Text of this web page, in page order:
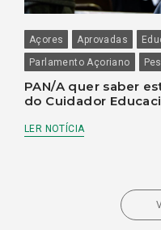
Açores Aprovadas
Parlamento Açoriano
PAN/A quer saber
do Cuidador
LER NOTÍCIA